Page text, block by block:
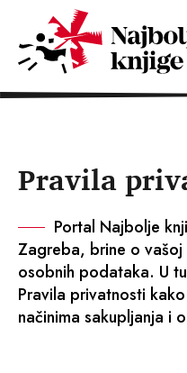
Pravila
Portal Najbolje
Zagreba, brine o
osobnih podataka. U
Pravila privatnosti
načinima sakupljanja i